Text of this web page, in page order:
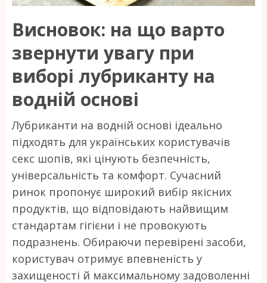
Висновок: на що варто
звернути увагу при
виборі лубриканту на
водній основі
Лубриканти на водній основі ідеально
підходять для українських користувачів
секс шопів, які цінують безпечність,
універсальність та комфорт. Сучасний
ринок пропонує широкий вибір якісних
продуктів, що відповідають найвищим
стандартам гігієни і не провокують
подразнень. Обираючи перевірені засоби,
користувач отримує впевненість у
захищеності й максимальному задоволенні